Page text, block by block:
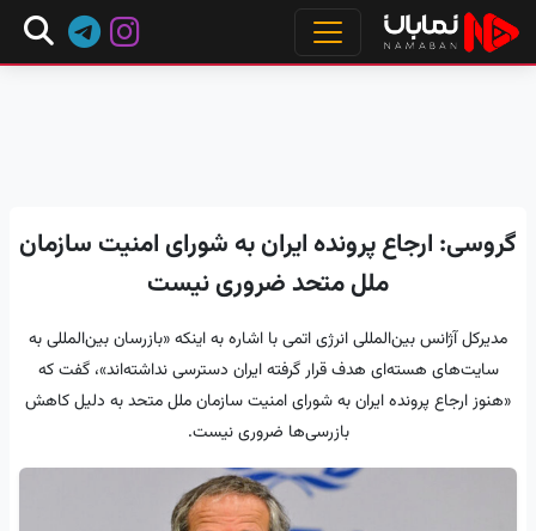
گروسی: ارجاع پرونده ایران به شورای امنیت سازمان
ملل متحد ضروری نیست
مدیرکل آژانس بین‌المللی انرژی اتمی با اشاره به اینکه «بازرسان بین‌المللی به
سایت‌های هسته‌ای هدف قرار گرفته ایران دسترسی نداشته‌اند»، گفت که
«هنوز ارجاع پرونده ایران به شورای امنیت سازمان ملل متحد به دلیل کاهش
بازرسی‌ها ضروری نیست.